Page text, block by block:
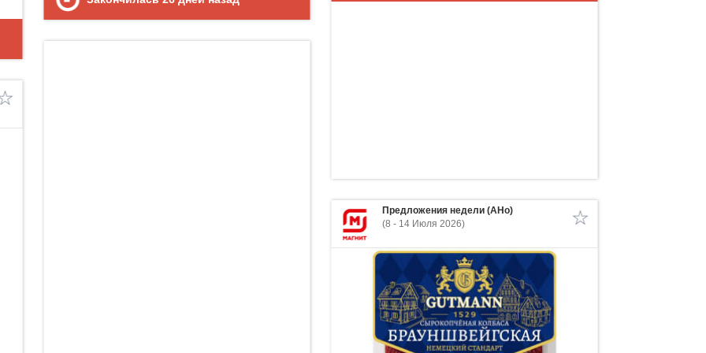
Предложения недели (АНо)
(8 - 14 Июля 2026)